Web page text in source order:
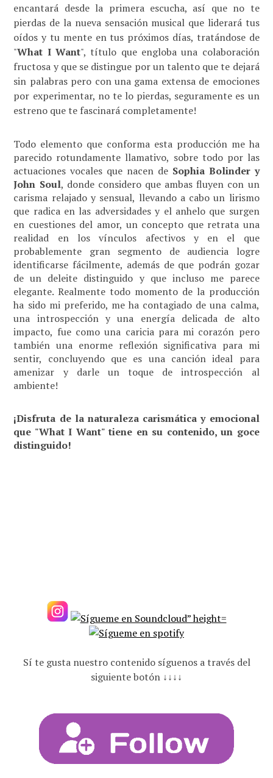
encantará desde la primera escucha, así que no te
pierdas de la nueva sensación musical que liderará tus
oídos y tu mente en tus próximos días, tratándose de
"What I Want", título que engloba una colaboración
fructosa y que se distingue por un talento que te dejará
sin palabras pero con una gama extensa de emociones
por experimentar, no te lo pierdas, seguramente es un
estreno que te fascinará completamente!
Todo elemento que conforma esta producción me ha
parecido rotundamente llamativo, sobre todo por las
actuaciones vocales que nacen de Sophia Bolinder y
John Soul, donde considero que ambas fluyen con un
carisma relajado y sensual, llevando a cabo un lirismo
que radica en las adversidades y el anhelo que surgen
en cuestiones del amor, un concepto que retrata una
realidad en los vínculos afectivos y en el que
probablemente gran segmento de audiencia logre
identificarse fácilmente, además de que podrán gozar
de un deleite distinguido y que incluso me parece
elegante. Realmente todo momento de la producción
ha sido mi preferido, me ha contagiado de una calma,
una introspección y una energía delicada de alto
impacto, fue como una caricia para mi corazón pero
también una enorme reflexión significativa para mi
sentir, concluyendo que es una canción ideal para
amenizar y darle un toque de introspección al
ambiente!
¡Disfruta de la naturaleza carismática y emocional
que "What I Want" tiene en su contenido, un goce
distinguido!
Sí te gusta nuestro contenido síguenos a través del
siguiente botón ↓↓↓↓